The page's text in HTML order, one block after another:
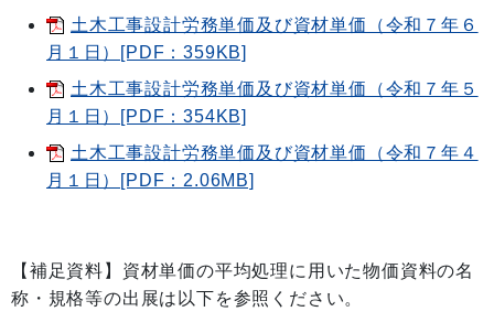
土木工事設計労務単価及び資材単価（令和７年６
月１日）[PDF：359KB]
土木工事設計労務単価及び資材単価（令和７年５
月１日）[PDF：354KB]
土木工事設計労務単価及び資材単価（令和７年４
月１日）[PDF：2.06MB]
【補足資料】資材単価の平均処理に用いた物価資料の名
称・規格等の出展は以下を参照ください。